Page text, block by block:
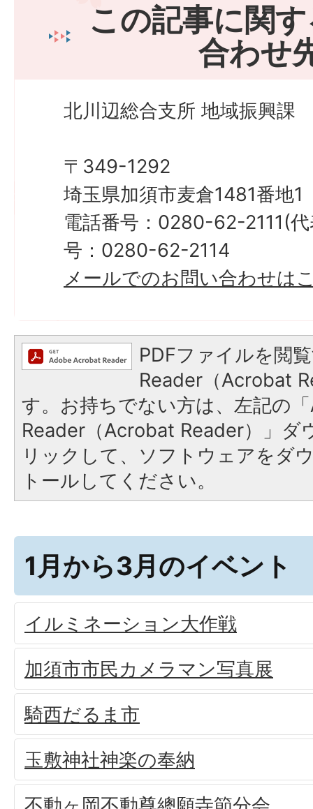
この記事に関
合わせ
北川辺総合支所 地域振興課
〒349-1292
埼玉県加須市麦倉1481番地1
電話番号：0280-62-2111(
号：0280-62-2114
メールでのお問い合わせは
PDFファイルを閲
Reader（Acrobat
す。お持ちでない方は、左記の
Reader（Acrobat Reader）」ダ
リックして、ソフトウェアをダ
トールしてください。
1月から3月のイベント
イルミネーション大作戦
加須市市民カメラマン写真展
騎西だるま市
玉敷神社神楽の奉納